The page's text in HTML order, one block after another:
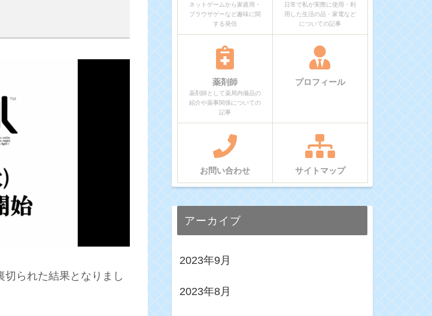
られた結果となりまし
ネットゲームから家庭用・
ブラウザゲーなど趣味に関
する発信
日常で私が実際に使用・利
用した生活の品・家電など
についての記事
薬剤師
薬剤師として薬局内備品の
紹介や薬事関係についての
記事
プロフィール
お問い合わせ サイトマップ
アーカイブ
2023年9月
2023年8月